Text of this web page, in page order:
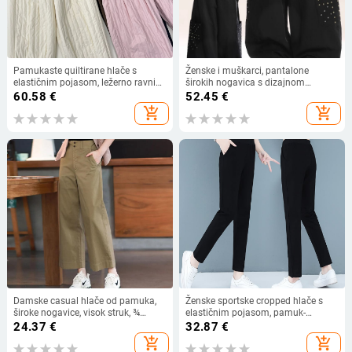
Pamukaste quiltirane hlače s
elastičnim pojasom, ležerno ravni
kroj, punilo poput svile, zima 2025
60.58 €
add_shopping_cart
Ženske i muškarci, pantalone
širokih nogavica s dizajnom
zakovica, unisex, jesenske sportske
duge hlače s uličnim hip-hop
štihom
52.45 €
add_shopping_cart
Damske casual hlače od pamuka,
široke nogavice, visok struk, ¾
dužina, ljeto 2025
24.37 €
add_shopping_cart
Ženske sportske cropped hlače s
elastičnim pojasom, pamuk-
elastanska smjesa, uski kroj,
32.87 €
add_shopping_cart